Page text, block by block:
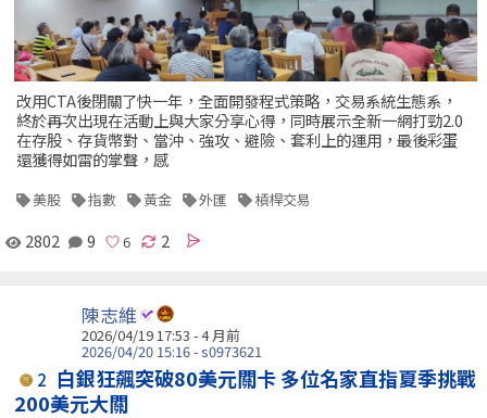
改用CTA後閉關了快一年，全面開發程式策略，交易系統生態系，
終於再次出現在活動上與大家分享心得，同時展示全新一網打勁2.0
在存股、存貨幣對、當沖、強攻、避險、套利上的運用，最後彩蛋
還獲得如雷的掌聲，感
美股 指數 黃金 外匯 槓桿交易
2802 9 2
陳志維
2026/04/19 17:53 - 4 月前
2026/04/20 15:16 - s0973621
2 白銀狂飆突破80美元關卡 多位名家直指夏季挑戰
200美元大關